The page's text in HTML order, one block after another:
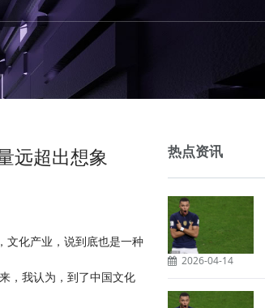
远超出想象
文化产业，说到底也是一种
，我认为，到了中国文化
热点资讯
2026-04-14